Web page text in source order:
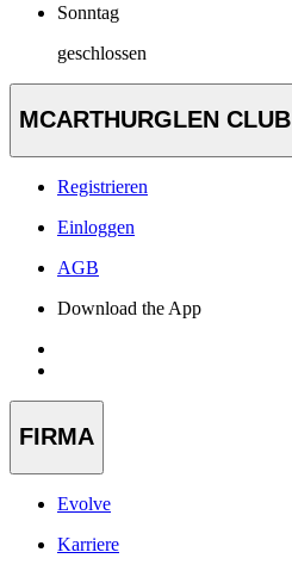
Sonntag
geschlossen
MCARTHURGLEN CLUB
Registrieren
Einloggen
AGB
Download the App
FIRMA
Evolve
Karriere